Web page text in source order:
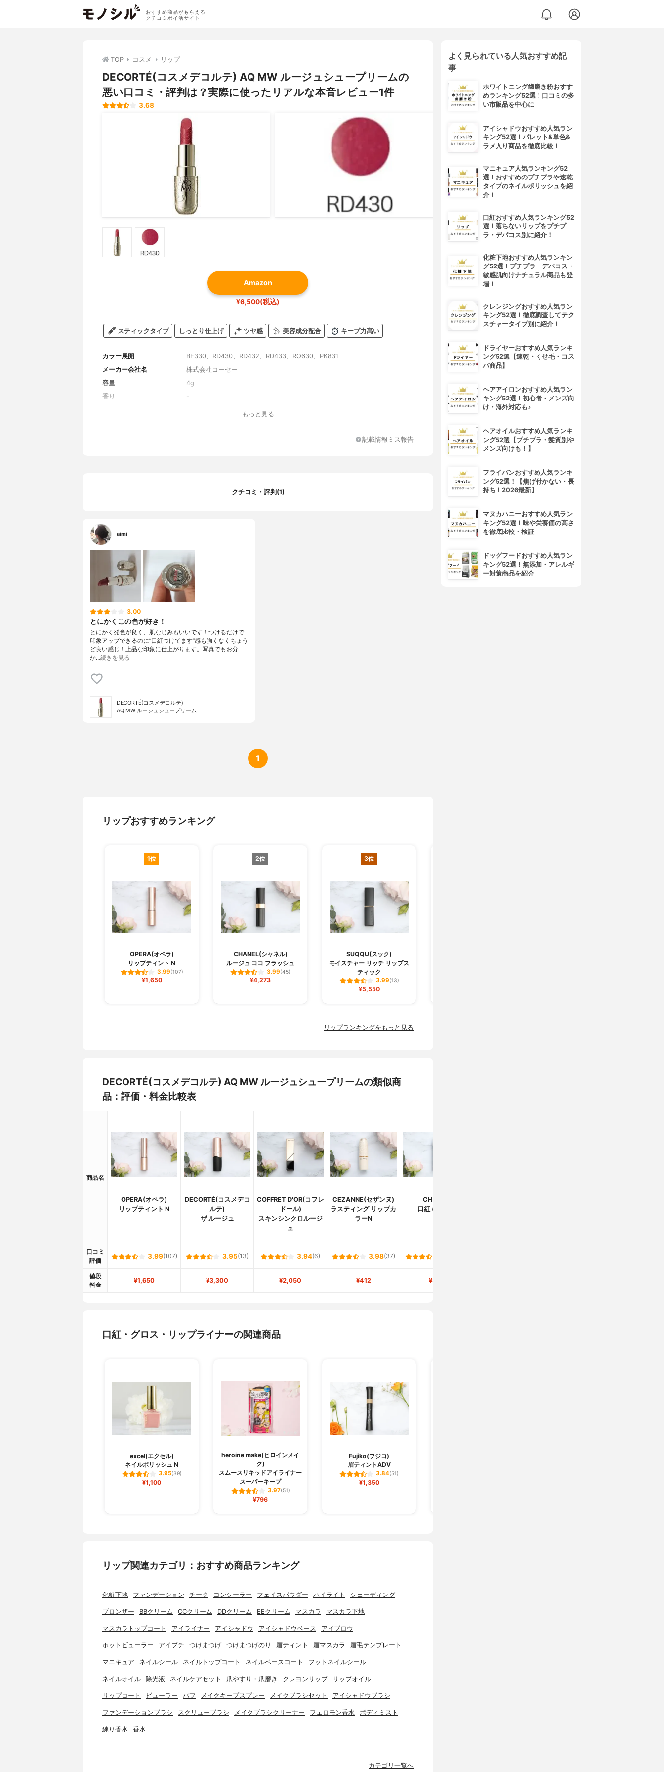
おすすめ商品がもらえる
クチコミポイ活サイト
TOP コスメ リップ
DECORTÉ(コスメデコルテ) AQ MW ルージュシュープリームの
悪い口コミ・評判は？実際に使ったリアルな本音レビュー1件
3.68
Amazon
¥6,500(税込)
スティックタイプ しっとり仕上げ ツヤ感 美容成分配合 キープ力高い
カラー展開
BE330、RD430、RD432、RD433、RO630、PK831
メーカー会社名
株式会社コーセー
容量
4g
香り
もっと見る
記載情報ミス報告
クチコミ・評判(1)
aimi
3.00
とにかくこの色が好き！
とにかく発色が良く、肌なじみもいいです！つけるだけで
印象アップできるのに”口紅つけてます”感も強くなくちょう
ど良い感じ！上品な印象に仕上がります。写真でもお分
か…続きを見る
DECORTÉ(コスメデコルテ)
AQ MW ルージュシュープリーム
1
リップおすすめランキング
1位
OPERA(オペラ)
リップティント N
3.99(107)
¥1,650
2位
CHANEL(シャネル)
ルージュ ココ フラッシュ
3.99(45)
¥4,273
3位
SUQQU(スック)
モイスチャー リッチ リップス
ティック
3.99(13)
¥5,550
リップランキングをもっと見る
DECORTÉ(コスメデコルテ) AQ MW ルージュシュープリームの類似商
品：評価・料金比較表
商品名
OPERA(オペラ)
リップティント N
DECORTÉ(コスメデコ
ルテ)
ザ ルージュ
COFFRET D'OR(コフレ
ドール)
スキンシンクロルージ
ュ
CEZANNE(セザンヌ)
ラスティング リップカ
ラーN
CHIFURE
口紅 (詰替用)
口コミ
評価
3.99(107) 3.95(13) 3.94(6) 3.98(37)
値段
料金
¥1,650 ¥3,300 ¥2,050 ¥412 ¥385
口紅・グロス・リップライナーの関連商品
excel(エクセル)
ネイルポリッシュ N
3.95(39)
¥1,100
heroine make(ヒロインメイ
ク)
スムースリキッドアイライナー
スーパーキープ
3.97(51)
¥796
Fujiko(フジコ)
眉ティントADV
3.84(51)
¥1,350
リップ関連カテゴリ：おすすめ商品ランキング
化粧下地 ファンデーション チーク コンシーラー フェイスパウダー ハイライト シェーディング
ブロンザー BBクリーム CCクリーム DDクリーム EEクリーム マスカラ マスカラ下地
マスカラトップコート アイライナー アイシャドウ アイシャドウベース アイブロウ
ホットビューラー アイプチ つけまつげ つけまつげのり 眉ティント 眉マスカラ 眉毛テンプレート
マニキュア ネイルシール ネイルトップコート ネイルベースコート フットネイルシール
ネイルオイル 除光液 ネイルケアセット 爪やすり・爪磨き クレヨンリップ リップオイル
リップコート ビューラー パフ メイクキープスプレー メイクブラシセット アイシャドウブラシ
ファンデーションブラシ スクリューブラシ メイクブラシクリーナー フェロモン香水 ボディミスト
練り香水 香水
カテゴリ一覧へ
よく見られている人気おすすめ記
事
ホワイトニング歯磨き粉おすす
めランキング52選！口コミの多
い市販品を中心に
アイシャドウおすすめ人気ラン
キング52選！パレット&単色&
ラメ入り商品を徹底比較！
マニキュア人気ランキング52
選！おすすめのプチプラや速乾
タイプのネイルポリッシュを紹
介！
口紅おすすめ人気ランキング52
選！落ちないリップをプチプ
ラ・デパコス別に紹介！
化粧下地おすすめ人気ランキン
グ52選！プチプラ・デパコス・
敏感肌向けナチュラル商品も登
場！
クレンジングおすすめ人気ラン
キング52選！徹底調査してテク
スチャータイプ別に紹介！
ドライヤーおすすめ人気ランキ
ング52選【速乾・くせ毛・コス
パ商品】
ヘアアイロンおすすめ人気ラン
キング52選！初心者・メンズ向
け・海外対応も♪
ヘアオイルおすすめ人気ランキ
ング52選【プチプラ・髪質別や
メンズ向けも！】
フライパンおすすめ人気ランキ
ング52選！【焦げ付かない・長
持ち！2026最新】
マヌカハニーおすすめ人気ラン
キング52選！味や栄養価の高さ
を徹底比較・検証
ドッグフードおすすめ人気ラン
キング52選！無添加・アレルギ
ー対策商品を紹介